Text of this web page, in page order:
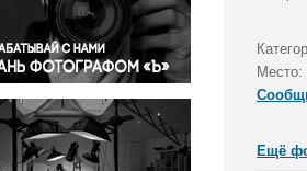
Правосудие
Происшествия и конфликты
Религия
Светская жизнь
Спорт
Экология
Место:
Ещё